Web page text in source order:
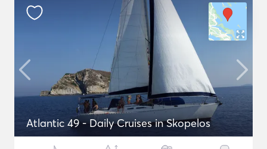
Atlantic 49 - Daily Cruises in Skopelos